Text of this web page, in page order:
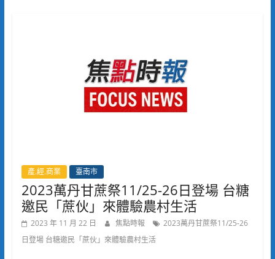
產.經.商業 臺南市
2023萬丹甘蔗祭11/25-26日登場 台糖
邀民「蔗伙」來體驗農村生活
2023 年 11 月 22 日 焦點時報
2023萬丹甘蔗祭11/25-26
日登場 台糖邀民「蔗伙」來體驗農村生活